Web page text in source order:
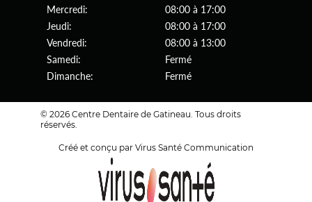
Mercredi:
08:00 à 17:00
Jeudi:
08:00 à 17:00
Vendredi:
08:00 à 13:00
Samedi:
Fermé
Dimanche:
Fermé
© 2026 Centre Dentaire de Gatineau. Tous droits
réservés.
Créé et conçu par Virus Santé Communication